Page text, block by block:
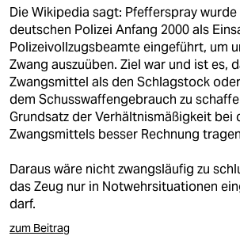
Die Wikipedia sagt: Pfefferspray
deutschen Polizei Anfang 2000 als
Polizeivollzugsbeamte eingeführt, um
Zwang auszuüben. Ziel war und ist es,
Zwangsmittel als den Schlagstock
dem Schusswaffengebrauch zu
Grundsatz der Verhältnismäßigkeit bei
Zwangsmittels besser Rechnung
Daraus wäre nicht zwangsläufig zu
das Zeug nur in Notwehrsituationen
darf.
zum Beitrag